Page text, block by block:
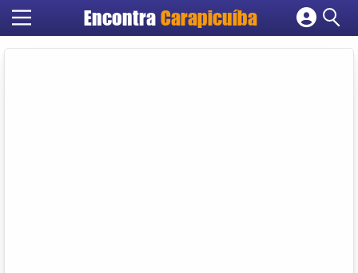
EncontraCarapicuíba
Cadastrar empresa